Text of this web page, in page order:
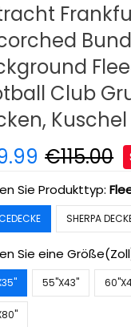
Club
€115.00
Sie Produkttyp:
SHERPA
Sie eine
55''X43''